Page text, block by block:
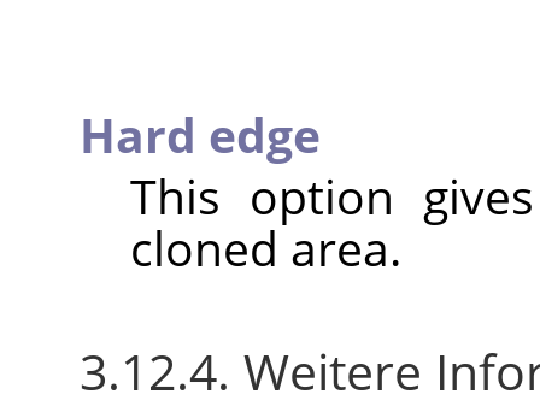
Hard edge
This option
cloned area.
3.12.4. Weitere